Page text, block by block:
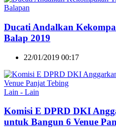
Balapan
Ducati Andalkan
Balap 2019
22/01/2019 00:17
Lain - Lain
Komisi E DPRD DKI
untuk Bangun 6 Venue